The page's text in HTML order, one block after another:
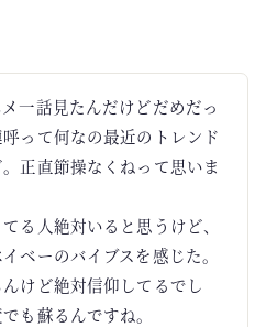
一話見たんだけどだめだっ
って何なの最近のトレンド
正直節操なくねって思いま
る人絶対いると思うけど、
ベーのバイブスを感じた。
けど絶対信仰してるでし
も蘇るんですね。